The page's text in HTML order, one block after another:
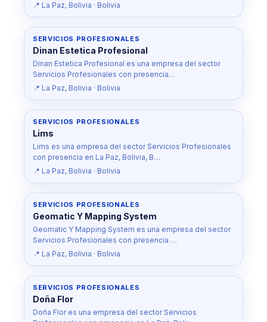
📍 La Paz, Bolivia · Bolivia
SERVICIOS PROFESIONALES
Dinan Estetica Profesional
Dinan Estetica Profesional es una empresa del sector
Servicios Profesionales con presencia…
📍 La Paz, Bolivia · Bolivia
SERVICIOS PROFESIONALES
Lims
Lims es una empresa del sector Servicios Profesionales
con presencia en La Paz, Bolivia, B…
📍 La Paz, Bolivia · Bolivia
SERVICIOS PROFESIONALES
Geomatic Y Mapping System
Geomatic Y Mapping System es una empresa del sector
Servicios Profesionales con presencia …
📍 La Paz, Bolivia · Bolivia
SERVICIOS PROFESIONALES
Doña Flor
Doña Flor es una empresa del sector Servicios